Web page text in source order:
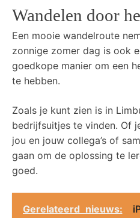
Wandelen door
Een mooie wandelroute
zonnige zomer dag is ook
goedkope manier om een
te hebben.
Zoals je kunt zien is in
bedrijfsuitjes te vinden. Of
jou en jouw collega’s of
gaan om de oplossing te
goed.
Gerelateerd nieuws: